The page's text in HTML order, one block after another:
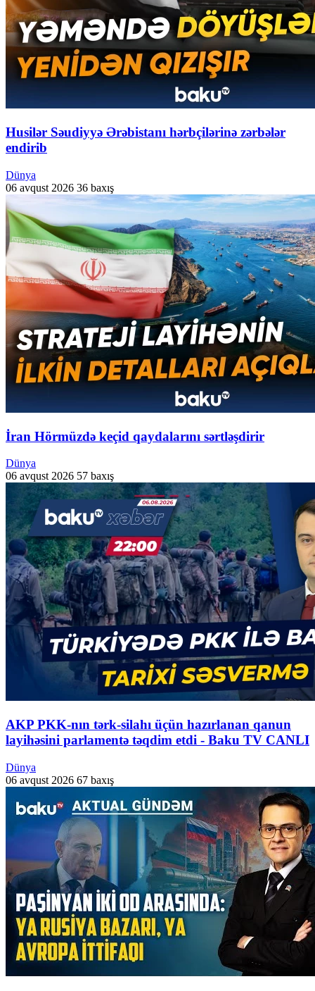
Husilər Səudiyyə Ərəbistanı hərbçilərinə zərbələr
endirib
Dünya
06 avqust 2026 36 baxış
İran Hörmüzdə keçid qaydalarını sərtləşdirir
Dünya
06 avqust 2026 57 baxış
AKP PKK-nın tərk-silahı üçün hazırlanan qanun
layihəsini parlamentə təqdim etdi - Baku TV CANLI
Dünya
06 avqust 2026 67 baxış